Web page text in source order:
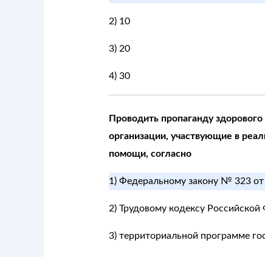
2) 10
3) 20
4) 30
Проводить пропаганду
организации, участвующие в
помощи, согласно
1) Федеральному закону № 323
2) Трудовому кодексу
3) территориальной программе